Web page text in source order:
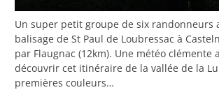
Un super petit groupe de six randonneurs
balisage de St Paul de Loubressac à
par Flaugnac (12km). Une météo clémente
découvrir cet itinéraire de la vallée de la
premières couleurs…